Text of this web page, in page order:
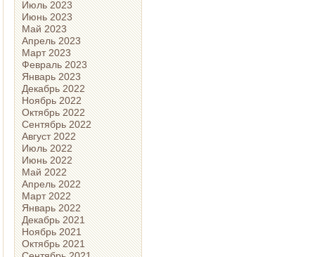
Июль 2023
Июнь 2023
Май 2023
Апрель 2023
Март 2023
Февраль 2023
Январь 2023
Декабрь 2022
Ноябрь 2022
Октябрь 2022
Сентябрь 2022
Август 2022
Июль 2022
Июнь 2022
Май 2022
Апрель 2022
Март 2022
Январь 2022
Декабрь 2021
Ноябрь 2021
Октябрь 2021